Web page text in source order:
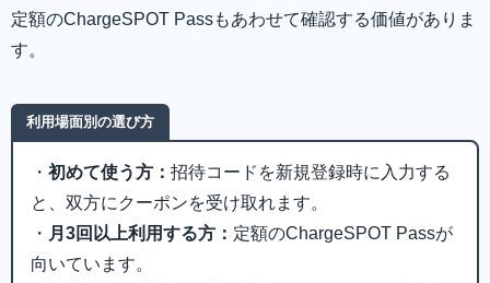
定額のChargeSPOT Passもあわせて確認する価値がありま
す。
利用場面別の選び方
・ 初めて使う方： 招待コードを新規登録時に入力する
と、双方にクーポンを受け取れます。
・ 月3回以上利用する方： 定額のChargeSPOT Passが
向いています。